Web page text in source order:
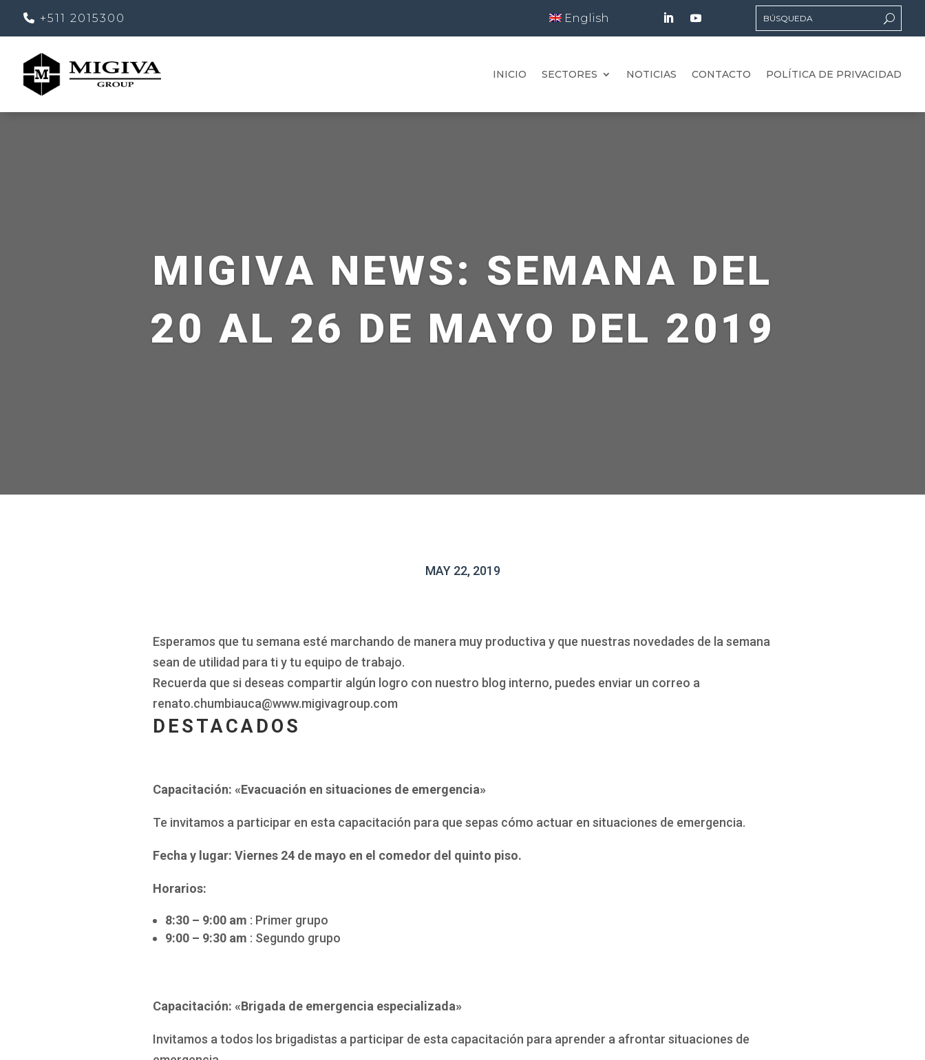
+511 2015300 English
INICIO SECTORES NOTICIAS CONTACTO POLÍTICA DE PRIVACIDAD
MIGIVA NEWS: SEMANA DEL
20 AL 26 DE MAYO DEL 2019
MAY 22, 2019
Esperamos que tu semana esté marchando de manera muy productiva y que nuestras novedades de la semana
sean de utilidad para ti y tu equipo de trabajo.
Recuerda que si deseas compartir algún logro con nuestro blog interno, puedes enviar un correo a
renato.chumbiauca@www.migivagroup.com
DESTACADOS
Capacitación: «Evacuación en situaciones de emergencia»
Te invitamos a participar en esta capacitación para que sepas cómo actuar en situaciones de emergencia.
Fecha y lugar: Viernes 24 de mayo en el comedor del quinto piso.
Horarios:
8:30 – 9:00 am : Primer grupo
9:00 – 9:30 am : Segundo grupo
Capacitación: «Brigada de emergencia especializada»
Invitamos a todos los brigadistas a participar de esta capacitación para aprender a afrontar situaciones de